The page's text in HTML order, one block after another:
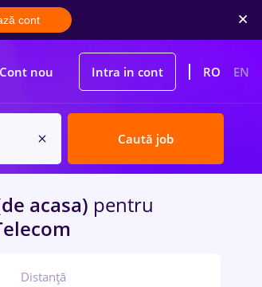
cont
Cont nou Intra in cont RO EN
Caută job
acasa) pentru
Distanță